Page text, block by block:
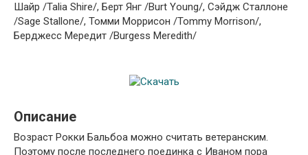
Шайр /Talia Shire/, Берт Янг /Burt Young/, Сэйдж Сталлоне
/Sage Stallone/, Томми Моррисон /Tommy Morrison/,
Берджесс Мередит /Burgess Meredith/
Описание
Возраст Рокки Бальбоа можно считать ветеранским.
Поэтому после последнего поединка с Иваном пора